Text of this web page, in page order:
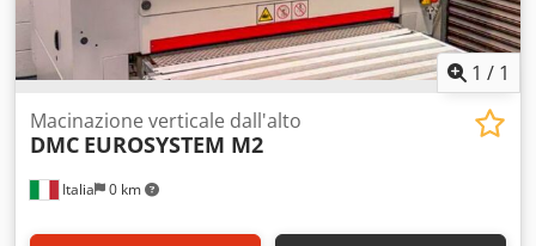
1 / 1
Italia 0 km
Macinazione verticale dall'alto
DMC EUROSYSTEM M2